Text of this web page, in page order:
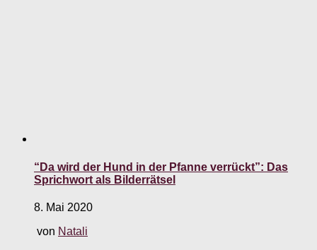
“Da wird der Hund in der Pfanne verrückt”: Das
Sprichwort als Bilderrätsel
8. Mai 2020
von Natali